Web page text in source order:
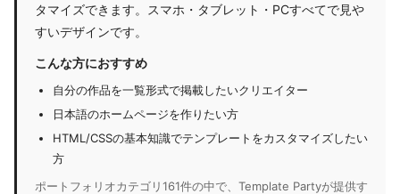
タマイズできます。スマホ・タブレット・PCすべてで見や
すいデザインです。
こんな方におすすめ
自分の作品を一覧形式で掲載したいクリエイター
日本語のホームページを作りたい方
HTML/CSSの基本知識でテンプレートをカスタマイズしたい
方
ポートフォリオカテゴリ161件の中で、Template Partyが提供す